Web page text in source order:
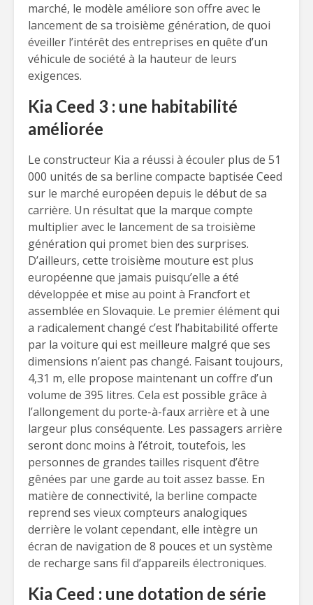
marché, le modèle améliore son offre avec le
lancement de sa troisième génération, de quoi
éveiller l’intérêt des entreprises en quête d’un
véhicule de société à la hauteur de leurs
exigences.
Kia Ceed 3 : une habitabilité
améliorée
Le constructeur Kia a réussi à écouler plus de 51
000 unités de sa berline compacte baptisée Ceed
sur le marché européen depuis le début de sa
carrière. Un résultat que la marque compte
multiplier avec le lancement de sa troisième
génération qui promet bien des surprises.
D’ailleurs, cette troisième mouture est plus
européenne que jamais puisqu’elle a été
développée et mise au point à Francfort et
assemblée en Slovaquie. Le premier élément qui
a radicalement changé c’est l’habitabilité offerte
par la voiture qui est meilleure malgré que ses
dimensions n’aient pas changé. Faisant toujours,
4,31 m, elle propose maintenant un coffre d’un
volume de 395 litres. Cela est possible grâce à
l’allongement du porte-à-faux arrière et à une
largeur plus conséquente. Les passagers arrière
seront donc moins à l’étroit, toutefois, les
personnes de grandes tailles risquent d’être
gênées par une garde au toit assez basse. En
matière de connectivité, la berline compacte
reprend ses vieux compteurs analogiques
derrière le volant cependant, elle intègre un
écran de navigation de 8 pouces et un système
de recharge sans fil d’appareils électroniques.
Kia Ceed : une dotation de série